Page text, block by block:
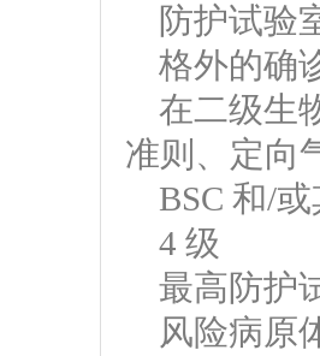
防护试验
格外的确
在二级生
准则、定向
BSC 和/
4 级
最高防护
风险病原